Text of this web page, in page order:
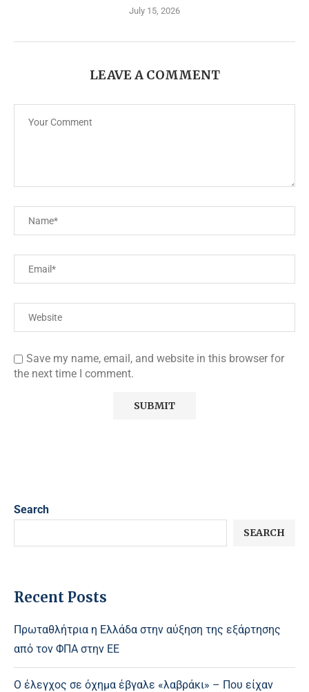
July 15, 2026
LEAVE A COMMENT
Save my name, email, and website in this browser for
the next time I comment.
Search
SEARCH
Recent Posts
Πρωταθλήτρια η Ελλάδα στην αύξηση της εξάρτησης
από τον ΦΠΑ στην ΕΕ
Ο έλεγχος σε όχημα έβγαλε «λαβράκι» – Που είχαν